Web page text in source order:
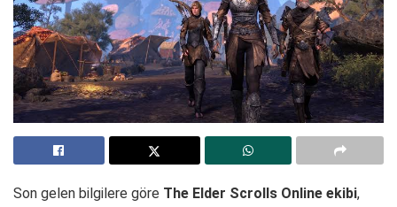
Son gelen bilgilere göre The Elder Scrolls Online ekibi,